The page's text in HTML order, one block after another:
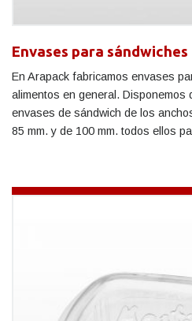
Envases para sándwiches
En Arapack fabricamos envases
alimentos en general. Disponemos
envases de sándwich de los
85 mm. y de 100 mm. todos ellos